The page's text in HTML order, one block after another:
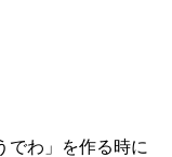
でわ」を作る時に